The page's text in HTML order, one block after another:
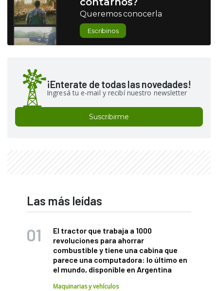
Queremos conocerla
Escribinos
¡Enterate de todas las novedades!
Ingresá tu e-mail y recibí nuestro newsletter
Suscribirme
Las más leídas
El tractor que trabaja a 1000
revoluciones para ahorrar
combustible y tiene una cabina que
parece una computadora: lo último en
el mundo, disponible en Argentina
Maquinarias y vehículos